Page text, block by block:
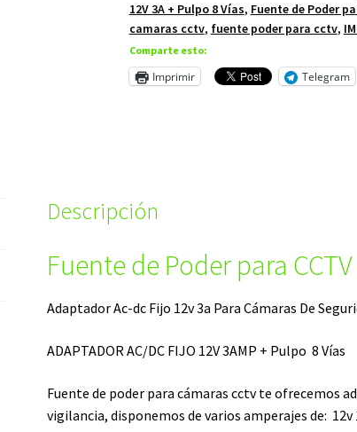
12V 3A + Pulpo 8 Vías, Fuente de Poder
camaras cctv, fuente poder para cctv,
Comparte esto:
Imprimir Telegram
Descripción
Fuente de Poder para
Adaptador Ac-dc Fijo 12v 3a Para Cámaras De
ADAPTADOR AC/DC FIJO 12V 3AMP + Pulpo 8 Vías
Fuente de poder para cámaras cctv te ofrecemos
vigilancia, disponemos de varios amperajes de: 12v